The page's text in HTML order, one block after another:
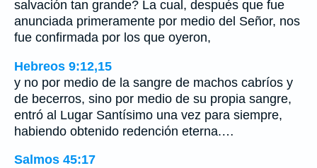
salvación tan grande? La cual, después que fue
anunciada primeramente por medio del Señor, nos
fue confirmada por los que oyeron,
Hebreos 9:12,15
y no por medio de la sangre de machos cabríos y
de becerros, sino por medio de su propia sangre,
entró al Lugar Santísimo una vez para siempre,
habiendo obtenido redención eterna.…
Salmos 45:17